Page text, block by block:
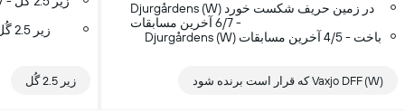
Djurgårdens (W) در زمین حریف شکست خورد
- 6/7 آخرین مسابقات
Djurgårdens (W) باخت - 4/5 آخرین مسابقات
Vaxjo DFF (W) که قرار است برنده شود زیر 2.5 گُل